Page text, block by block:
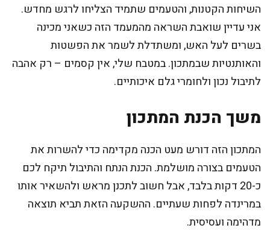
השיחות הקטנות, והטעמים שתמיד הצליחו לרגש מחדש.
אני עדיין שואבת השראה מהמעמד הזה כשאני מכינה
בשרים לעל האש, ומשתדלת לשמר את הפשטות
והאותנטיות שבמתכון. במטבח שלי, אין קסמים – רק אהבה
לתיבול נכון ולחומרי גלם איכותיים.
משך הכנת המתכון
המתכון הזה דורש מעט הכנה מקדימה כדי להשרות את
הטעמים בצורה מושלמת. הכנת הנתח והתיבול תיקח לכם
כ-20 דקות בלבד, אבל חשוב לתכנן מראש ולהשאיר אותו
במרינדה לפחות שעתיים. ההשקעה הזאת תביא תוצאה
מדהימה ועסיסית.